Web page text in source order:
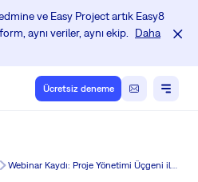
ve Easy Project artık Easy8
aynı veriler, aynı ekip.
Daha
Ücretsiz deneme
Webinar Kaydı: Proje Yönetimi Üçgeni ile Redmine'ınızı Güçlendirin (Brezilya Portekizcesi)